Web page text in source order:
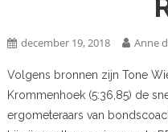
december 19, 2018 Anne
Volgens bronnen zijn Tone
Krommenhoek (5:36,85) de
ergometeraars van